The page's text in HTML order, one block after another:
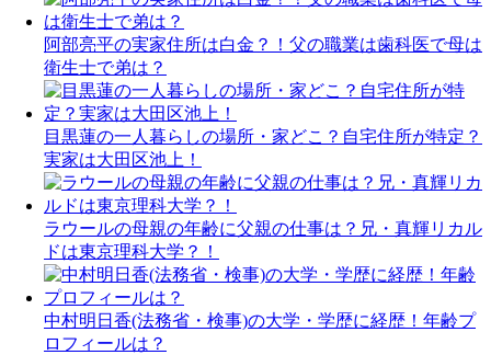
阿部亮平の実家住所は白金？！父の職業は歯科医で母は
衛生士で弟は？
目黒蓮の一人暮らしの場所・家どこ？自宅住所が特定？
実家は大田区池上！
ラウールの母親の年齢に父親の仕事は？兄・真輝リカル
ドは東京理科大学？！
中村明日香(法務省・検事)の大学・学歴に経歴！年齢プ
ロフィールは？